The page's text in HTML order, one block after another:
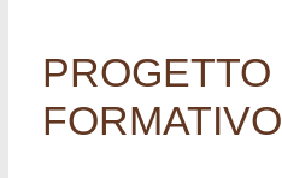
PROGETTO
FORMATIVO